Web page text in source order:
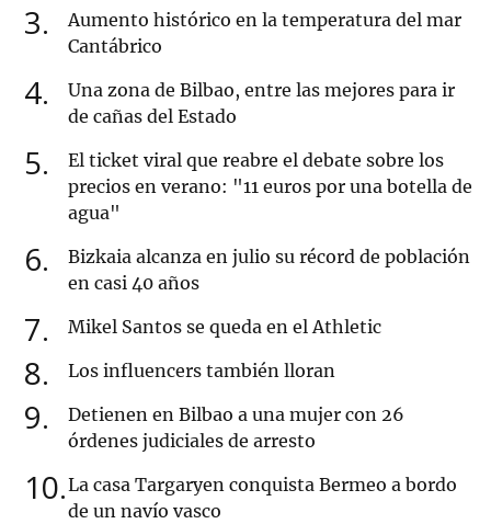
3
Aumento histórico en la temperatura del mar
Cantábrico
4
Una zona de Bilbao, entre las mejores para ir
de cañas del Estado
5
El ticket viral que reabre el debate sobre los
precios en verano: "11 euros por una botella de
agua"
6
Bizkaia alcanza en julio su récord de población
en casi 40 años
7 Mikel Santos se queda en el Athletic
8 Los influencers también lloran
9
Detienen en Bilbao a una mujer con 26
órdenes judiciales de arresto
10 La casa Targaryen conquista Bermeo a bordo
de un navío vasco